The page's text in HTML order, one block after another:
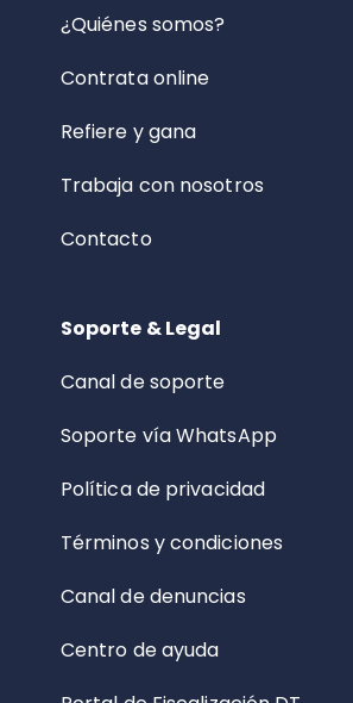
¿Quiénes somos?
Contrata online
Refiere y gana
Trabaja con nosotros
Contacto
Soporte & Legal
Canal de soporte
Soporte vía WhatsApp
Política de privacidad
Términos y condiciones
Canal de denuncias
Centro de ayuda